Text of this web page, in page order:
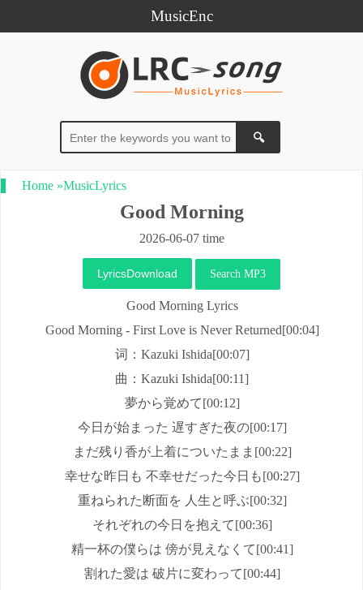
MusicEnc
Home »MusicLyrics
Good Morning
2026-06-07 time
LyricsDownload Search MP3
Good Morning Lyrics
Good Morning - First Love is Never Returned[00:04]
词：Kazuki Ishida[00:07]
曲：Kazuki Ishida[00:11]
夢から覚めて[00:12]
今日が始まった 遅すぎた夜の[00:17]
まだ残り香が上着についたまま[00:22]
幸せな昨日も 不幸せだった今日も[00:27]
重ねられた断面を 人生と呼ぶ[00:32]
それぞれの今日を抱えて[00:36]
精一杯の僕らは 傍が見えなくて[00:41]
割れた愛は 破片に変わって[00:44]